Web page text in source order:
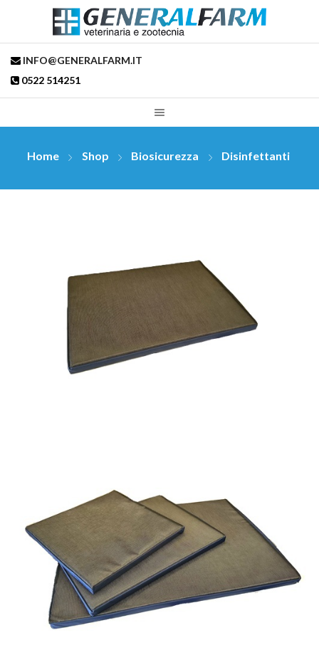
INFO@GENERALFARM.IT
0522 514251
Home Shop Biosicurezza Disinfettanti